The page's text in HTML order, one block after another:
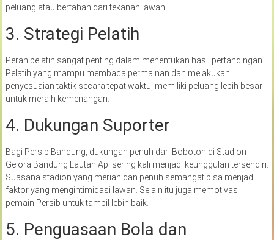
peluang atau bertahan dari tekanan lawan.
3. Strategi Pelatih
Peran pelatih sangat penting dalam menentukan hasil pertandingan.
Pelatih yang mampu membaca permainan dan melakukan
penyesuaian taktik secara tepat waktu, memiliki peluang lebih besar
untuk meraih kemenangan.
4. Dukungan Suporter
Bagi Persib Bandung, dukungan penuh dari Bobotoh di Stadion
Gelora Bandung Lautan Api sering kali menjadi keunggulan tersendiri.
Suasana stadion yang meriah dan penuh semangat bisa menjadi
faktor yang mengintimidasi lawan. Selain itu juga memotivasi
pemain Persib untuk tampil lebih baik.
5. Penguasaan Bola dan